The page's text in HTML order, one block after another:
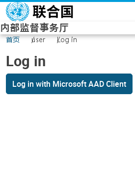
Skip to main content
内部监督事务厅
首页 user Log in
Log in
Log in with Microsoft AAD Client